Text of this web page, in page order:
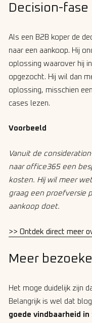
Decision-fase
Als een B2B koper de
naar een aankoop. Hij
oplossing waarover hij
opgezocht. Hij wil dan
oplossing, misschien
cases lezen.
Voorbeeld
Vanuit de
naar office365 een
kosten. Hij wil meer
graag een proefversie
aankoop doet.
>> Ontdek direct meer
Meer
Het moge duidelijk zijn
Belangrijk is wel dat
goede vindbaarheid in